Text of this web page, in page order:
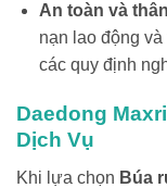
An toàn và
nạn lao động
các quy định
Daedong
Dịch Vụ
Khi lựa chọn Búa